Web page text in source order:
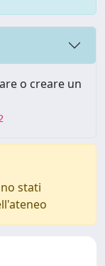
o creare un
stati